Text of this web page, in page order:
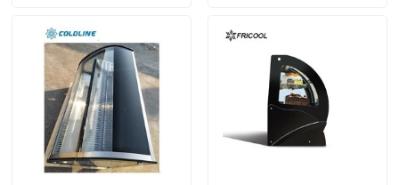
Produkte
Über uns
Fabrik Tour